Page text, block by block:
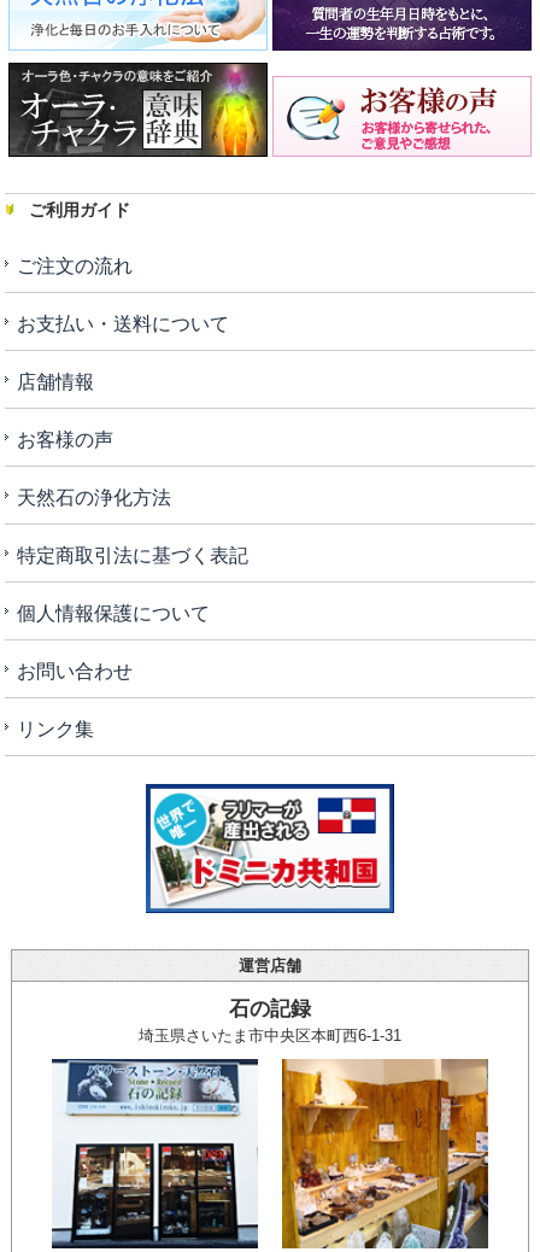
ご利用ガイド
ご注文の流れ
お支払い・送料について
店舗情報
お客様の声
天然石の浄化方法
特定商取引法に基づく表記
個人情報保護について
お問い合わせ
リンク集
運営店舗
石の記録
埼玉県さいたま市中央区本町西6-1-31